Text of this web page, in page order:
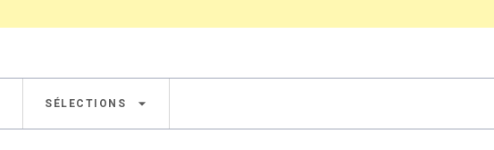
SÉLECTIONS arrow_drop_down